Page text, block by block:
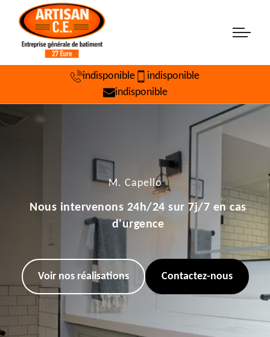
indisponible
indisponible
indisponible
M. Capello
Nous intervenons 24h/24 sur 7j/7 en cas
d'urgence
Voir nos réalisations Contactez-nous